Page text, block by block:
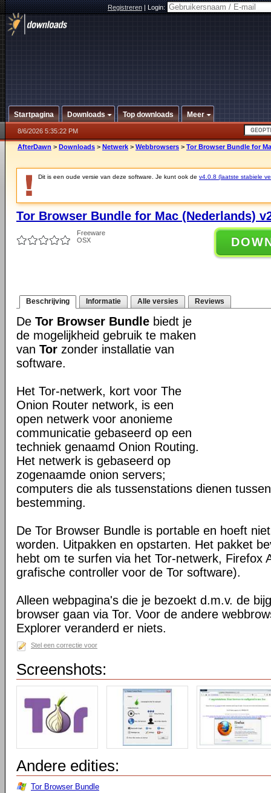
Registreren|Login:
Startpagina Downloads Top downloads Meer
8/6/2026 5:35:22 PM
AfterDawn > Downloads > Netwerk > Webbrowsers > Tor Browser Bundle for
Dit is een oude versie van deze software. Je kunt ook de v4.0.8 (laatste stabiele
Tor Browser Bundle for Mac (Nederlands)
Freeware
OSX
Beschrijving Informatie Alle versies Reviews
De Tor Browser Bundle biedt je
de mogelijkheid gebruik te maken
van Tor zonder installatie van
software.
Het Tor-netwerk, kort voor The
Onion Router network, is een
open netwerk voor anonieme
communicatie gebaseerd op een
techniek genaamd Onion Routing.
Het netwerk is gebaseerd op
zogenaamde onion servers;
computers die als tussenstations dienen
bestemming.
De Tor Browser Bundle is portable en hoeft
worden. Uitpakken en opstarten. Het pakket
hebt om te surfen via het Tor-netwerk, Firefox
grafische controller voor de Tor software).
Alleen webpagina's die je bezoekt d.m.v. de
browser gaan via Tor. Voor de andere
Explorer veranderd er niets.
Stel een correctie voor
Screenshots:
Andere edities:
Tor Browser Bundle